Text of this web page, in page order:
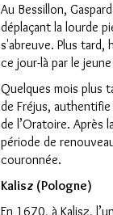
Au Bessillon,
déplaçant la lourde
s'abreuve. Plus tard,
ce jour-là par le
Quelques mois plus
de Fréjus,
de l’Oratoire. Après
période de
couronnée.
Kalisz (Pologne)
En 1670, à Kalisz,